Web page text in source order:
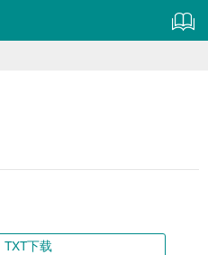
TXT下载